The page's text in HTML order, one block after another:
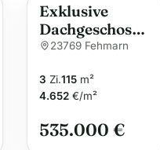
Exklusive
Dachgeschossw
ohnung auf der
*Ostsee*
23769 Fehmarn
3 Zi.115 m²
4.652 €/m²
535.000 €